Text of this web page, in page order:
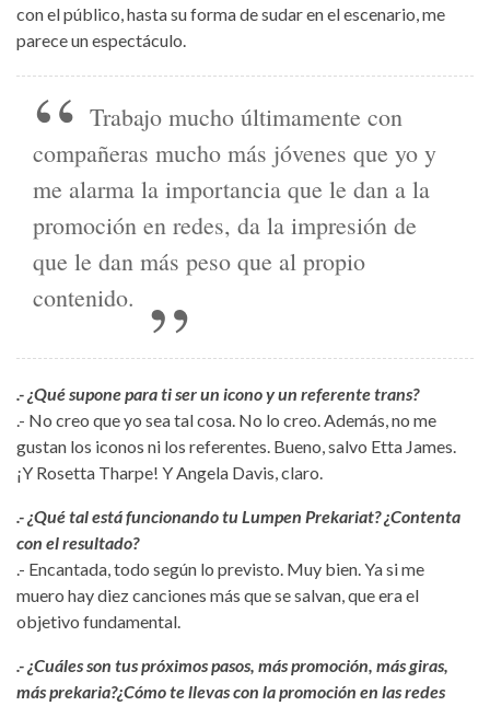
con el público, hasta su forma de sudar en el escenario, me
parece un espectáculo.
Trabajo mucho últimamente con
compañeras mucho más jóvenes que yo y
me alarma la importancia que le dan a la
promoción en redes, da la impresión de
que le dan más peso que al propio
contenido.
.- ¿Qué supone para ti ser un icono y un referente trans?
.- No creo que yo sea tal cosa. No lo creo. Además, no me
gustan los iconos ni los referentes. Bueno, salvo Etta James.
¡Y Rosetta Tharpe! Y Angela Davis, claro.
.- ¿Qué tal está funcionando tu Lumpen Prekariat? ¿Contenta
con el resultado?
.- Encantada, todo según lo previsto. Muy bien. Ya si me
muero hay diez canciones más que se salvan, que era el
objetivo fundamental.
.- ¿Cuáles son tus próximos pasos, más promoción, más giras,
más prekaria?¿Cómo te llevas con la promoción en las redes